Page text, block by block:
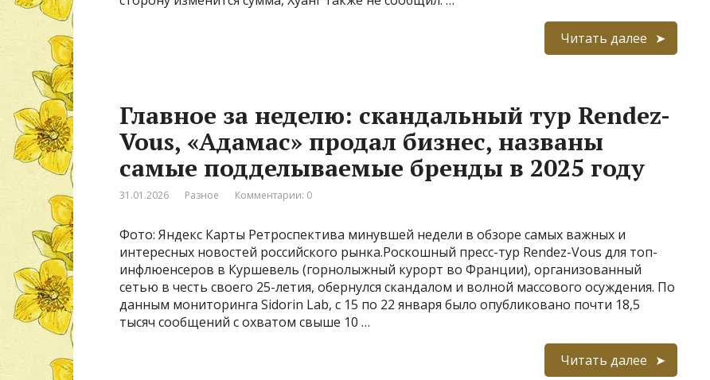
Читать далее
Главное за неделю: скандальный тур Rendez-
Vous, «Адамас» продал бизнес, названы
самые подделываемые бренды в 2025 году
31.01.2026 Разное Комментарии: 0
Фото: Яндекс Карты Ретроспектива минувшей недели в обзоре самых важных и
интересных новостей российского рынка.Роскошный пресс-тур Rendez-Vous для топ-
инфлюенсеров в Куршевель (горнолыжный курорт во Франции), организованный
сетью в честь своего 25-летия, обернулся скандалом и волной массового осуждения. По
данным мониторинга Sidorin Lab, с 15 по 22 января было опубликовано почти 18,5
тысяч сообщений с охватом свыше 10 …
Читать далее